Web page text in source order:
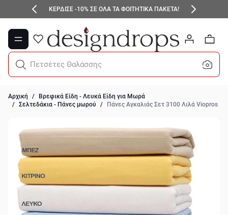
ΚΕΡΔΙΣΕ -10% ΣΕ ΟΛΑ ΤΑ ΦΟΙΤΗΤΙΚΑ ΠΑΚΕΤΑ!
Μετάβαση στο περιεχόμενο
0
Πετσέτες Θαλάσσης
Αρχική /
Βρεφικά Είδη - Λευκά Είδη για Μωρά
/ Σελτεδάκια - Πάνες μωρού / Πάνες Αγκαλιάς Σετ 3100 Λιλά Viopros